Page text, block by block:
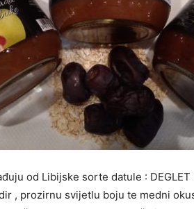
od Libijske sorte datule :
, prozirnu svijetlu boju te medni